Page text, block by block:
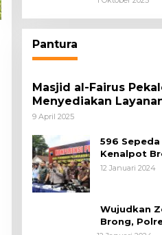
Pantura
Masjid al-Fairus
Menyediakan
hingga Potong
9 April 2025
596
Kenalpot
Diamankan
12 Januari 2024
Wujudkan
Brong,